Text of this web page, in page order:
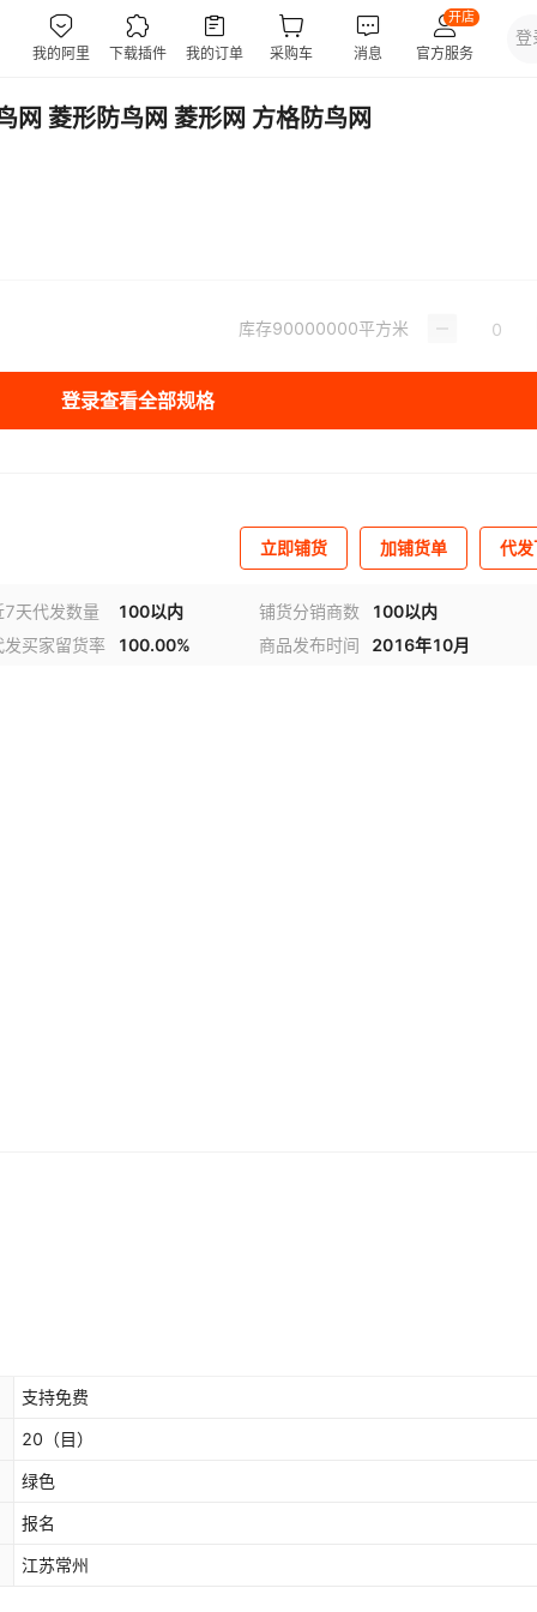
菱形防鸟网 菱形网 方格防鸟网
库存90000000平方米
登录查看全部规格
立即铺货 加铺货单 代
7天代发数量 100以内 铺货分销商数
100以内
发买家留货率
100.00% 商品发布时间 2016年10月
支持免费
20 （目）
绿色
报名
江苏常州